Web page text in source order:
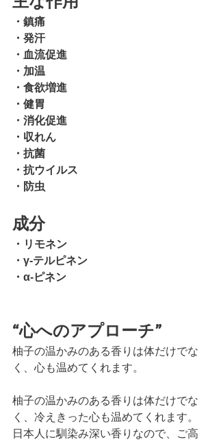
・鎮痛
・発汗
・血流促進
・加温
・食欲増進
・健胃
・消化促進
・収れん
・抗菌
・抗ウイルス
・防虫
成分
・リモネン
・γ-テルピネン
・α-ピネン
“心へのアプローチ”
柚子の温かみのある香りは体だけでな
く、心も温めてくれます。
柚子の温かみのある香りは体だけでな
く、冷えきった心も温めてくれます。
日本人に馴染み深い香りなので、ご高